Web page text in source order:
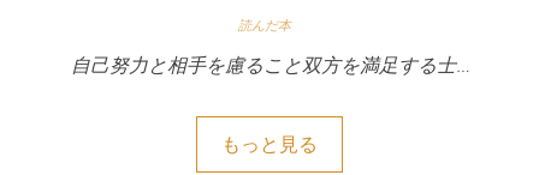
読んだ本
自己努力と相手を慮ること双方を満足する士…
もっと見る